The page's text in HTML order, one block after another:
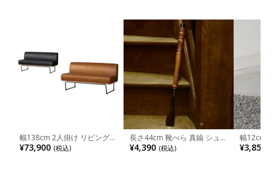
ブラウン グレー 完成品 リビング
幅138cm 2人掛け リビングソ
ファ COMFORM CRUSH
DANTON2 レザー調 ソファ
¥73,900 (税込)
長さ44cm 靴べら 真鍮 シュー
ホーン 木製ハンドル 靴ベラ
インテリア 玄関 くつべら お
¥4,390 (税込)
幅12cm
ラワーベ
ブジェ 花
¥3,850